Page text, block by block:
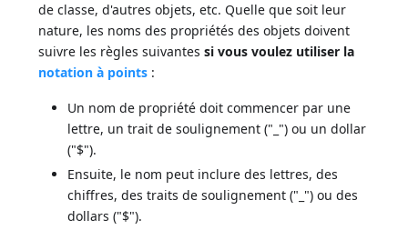
de classe, d'autres objets, etc. Quelle que soit leur
nature, les noms des propriétés des objets doivent
suivre les règles suivantessi vous voulez utiliser la
notation à points :
Un nom de propriété doit commencer par une
lettre, un trait de soulignement ("_") ou un dollar
("$").
Ensuite, le nom peut inclure des lettres, des
chiffres, des traits de soulignement ("_") ou des
dollars ("$").